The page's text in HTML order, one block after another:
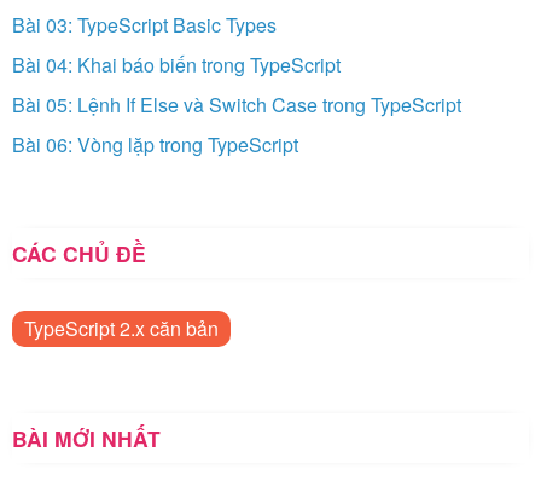
Bài 03: TypeScript Basic Types
Bài 04: Khai báo biến trong TypeScript
Bài 05: Lệnh If Else và Switch Case trong TypeScript
Bài 06: Vòng lặp trong TypeScript
CÁC CHỦ ĐỀ
TypeScript 2.x căn bản
BÀI MỚI NHẤT